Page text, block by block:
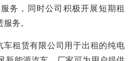
务，同时公司积极开展短期租
务。
车租赁有限公司用于出租的纯电